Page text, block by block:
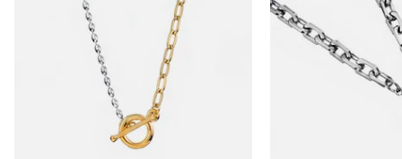
Транспортной компанией по России
Подробнее о сроках доставки